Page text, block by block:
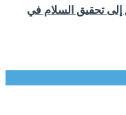
إلى تحقيق السلام في